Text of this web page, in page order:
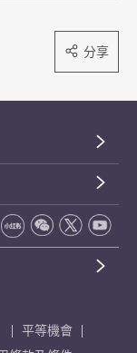
分享
平等機會